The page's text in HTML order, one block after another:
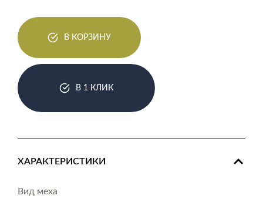
В КОРЗИНУ
В 1 КЛИК
ХАРАКТЕРИСТИКИ
Вид меха